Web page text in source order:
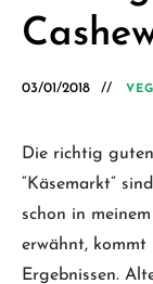
für
03/01/2018
Die richtig
“Käsemarkt”
schon in meinem
erwähnt, kommt
Ergebnissen.